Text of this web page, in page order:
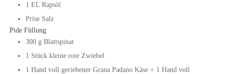
1 EL Rapsöl
Prise Salz
Pide Füllung
300 g Blattspinat
1 Stück kleine rote Zwiebel
1 Hand voll geriebener Grana Padano Käse + 1 Hand voll